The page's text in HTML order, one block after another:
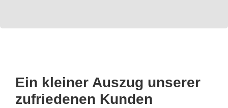
Ein kleiner Auszug unserer
zufriedenen Kunden